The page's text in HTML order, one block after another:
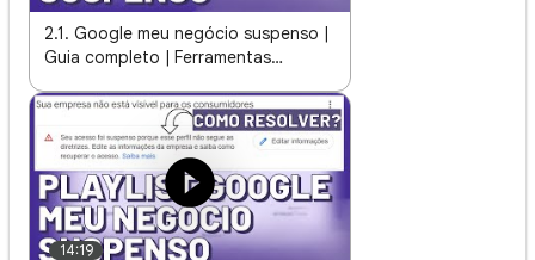
2.1. Google meu negócio suspenso |
Guia completo | Ferramentas
14:19